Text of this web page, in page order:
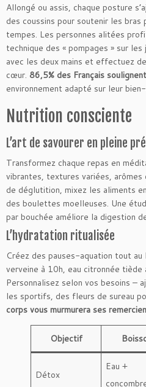
Allongé ou assis, chaque posture
des coussins pour soutenir les bras
tempes. Les personnes alitées
technique des « pompages » sur
avec les deux mains et effectuez
cœur. 86,5% des Français
environnement adapté sur leur
Nutrition consciente
L’art de savourer en pleine
Transformez chaque repas en
vibrantes, textures variées,
de déglutition, mixez les aliments
des boulettes moelleuses. Une
par bouchée améliore la digestion
L’hydratation ritualisée
Créez des pauses-aquation tout
verveine à 10h, eau citronnée
Personnalisez selon vos besoins –
les sportifs, des fleurs de sureau
corps vous murmurera ses
Objectif
Détox
Eau +